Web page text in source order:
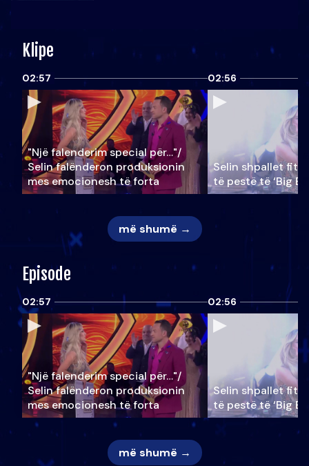
Klipe
02:57
"Një falenderim special për…"/
Selin falënderon produksionin
mes emocionesh të forta
02:56
Selin shpallet
të pestë të ‘Big
më shumë →
Episode
02:57
"Një falenderim special për…"/
Selin falënderon produksionin
mes emocionesh të forta
02:56
Selin shpallet
të pestë të ‘Big
më shumë →